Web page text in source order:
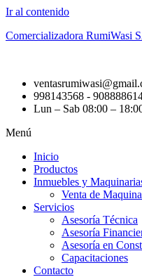
Ir al contenido
Comercializadora RumiWasi
998143568 -
Lun – Sab 08:00 –
Menú
Inicio
Productos
Inmuebles y
Venta de
Servicios
Asesoría Técnica
Asesoría
Asesoría en
Capacitaciones
Contacto